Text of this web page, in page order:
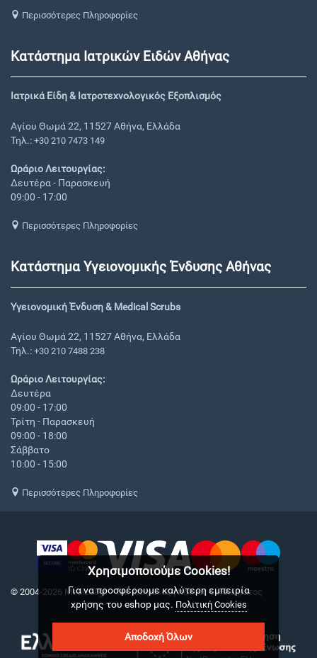
Περισσότερες Πληροφορίες
Κατάστημα Ιατρικών Ειδών Αθήνας
Ιατρικά Είδη & Ιατροτεχνολογικός Εξοπλισμός
Αγίου Θωμά 22, 11527 Αθήνα, Ελλάδα
Τηλ.: +30 210 7473 149
Ωράριο Λειτουργίας:
Δευτέρα - Παρασκευή
09:00 - 17:00
Περισσότερες Πληροφορίες
Κατάστημα Υγειονομικής Ένδυσης Αθήνας
Υγειονομική Ένδυση & Medical Scrubs
Αγίου Θωμά 22, 11527 Αθήνα, Ελλάδα
Τηλ.: +30 210 7488 238
Ωράριο Λειτουργίας:
Δευτέρα
09:00 - 17:00
Τρίτη - Παρασκευή
09:00 - 18:00
Σάββατο
10:00 - 15:00
Περισσότερες Πληροφορίες
© 2004-2026 Medical.gr. - Με επιφύλαξη παντός δικαιώματος
Χρησιμοποιούμε Cookies!
Για να προσφέρουμε καλύτερη εμπειρία
χρήσης του eshop μας. Πολιτική Cookies
Αποδοχή Όλων